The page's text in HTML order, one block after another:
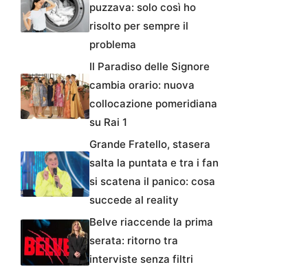
puzzava: solo così ho
risolto per sempre il
problema
Il Paradiso delle Signore
cambia orario: nuova
collocazione pomeridiana
su Rai 1
Grande Fratello, stasera
salta la puntata e tra i fan
si scatena il panico: cosa
succede al reality
Belve riaccende la prima
serata: ritorno tra
interviste senza filtri